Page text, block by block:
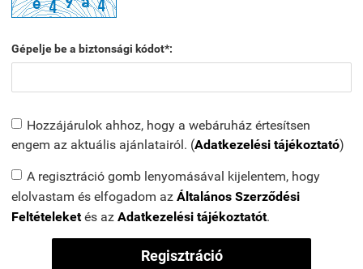
Gépelje be a biztonsági kódot*:
Hozzájárulok ahhoz, hogy a webáruház értesítsen
engem az aktuális ajánlatairól. (Adatkezelési tájékoztató)
A regisztráció gomb lenyomásával kijelentem, hogy
elolvastam és elfogadom az Általános Szerződési
Feltételeketés az Adatkezelési tájékoztatót.
Regisztráció